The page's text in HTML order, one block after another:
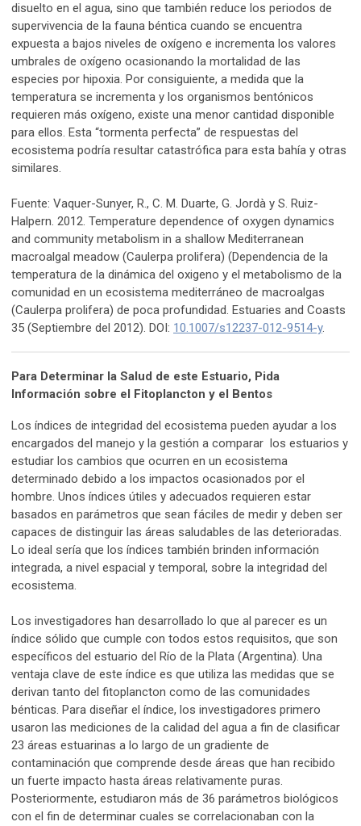
disuelto en el agua, sino que también reduce los periodos de
supervivencia de la fauna béntica cuando se encuentra
expuesta a bajos niveles de oxígeno e incrementa los valores
umbrales de oxígeno ocasionando la mortalidad de las
especies por hipoxia. Por consiguiente, a medida que la
temperatura se incrementa y los organismos bentónicos
requieren más oxígeno, existe una menor cantidad disponible
para ellos. Esta “tormenta perfecta” de respuestas del
ecosistema podría resultar catastrófica para esta bahía y otras
similares.
Fuente: Vaquer-Sunyer, R., C. M. Duarte, G. Jordà y S. Ruiz-
Halpern. 2012. Temperature dependence of oxygen dynamics
and community metabolism in a shallow Mediterranean
macroalgal meadow (Caulerpa prolifera) (Dependencia de la
temperatura de la dinámica del oxigeno y el metabolismo de la
comunidad en un ecosistema mediterráneo de macroalgas
(Caulerpa prolifera) de poca profundidad. Estuaries and Coasts
35 (Septiembre del 2012). DOI: 10.1007/s12237-012-9514-y.
Para Determinar la Salud de este Estuario, Pida
Información sobre el Fitoplancton y el Bentos
Los índices de integridad del ecosistema pueden ayudar a los
encargados del manejo y la gestión a comparar los estuarios y
estudiar los cambios que ocurren en un ecosistema
determinado debido a los impactos ocasionados por el
hombre. Unos índices útiles y adecuados requieren estar
basados en parámetros que sean fáciles de medir y deben ser
capaces de distinguir las áreas saludables de las deterioradas.
Lo ideal sería que los índices también brinden información
integrada, a nivel espacial y temporal, sobre la integridad del
ecosistema.
Los investigadores han desarrollado lo que al parecer es un
índice sólido que cumple con todos estos requisitos, que son
específicos del estuario del Río de la Plata (Argentina). Una
ventaja clave de este índice es que utiliza las medidas que se
derivan tanto del fitoplancton como de las comunidades
bénticas. Para diseñar el índice, los investigadores primero
usaron las mediciones de la calidad del agua a fin de clasificar
23 áreas estuarinas a lo largo de un gradiente de
contaminación que comprende desde áreas que han recibido
un fuerte impacto hasta áreas relativamente puras.
Posteriormente, estudiaron más de 36 parámetros biológicos
con el fin de determinar cuales se correlacionaban con la